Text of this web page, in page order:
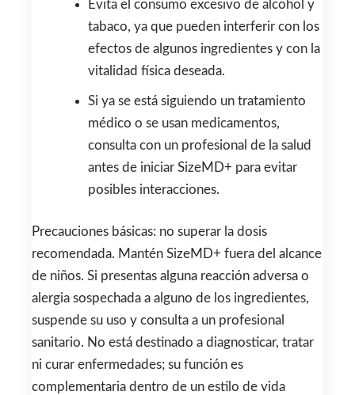
Evita el consumo excesivo de alcohol y
tabaco, ya que pueden interferir con los
efectos de algunos ingredientes y con la
vitalidad física deseada.
Si ya se está siguiendo un tratamiento
médico o se usan medicamentos,
consulta con un profesional de la salud
antes de iniciar SizeMD+ para evitar
posibles interacciones.
Precauciones básicas: no superar la dosis
recomendada. Mantén SizeMD+ fuera del alcance
de niños. Si presentas alguna reacción adversa o
alergia sospechada a alguno de los ingredientes,
suspende su uso y consulta a un profesional
sanitario. No está destinado a diagnosticar, tratar
ni curar enfermedades; su función es
complementaria dentro de un estilo de vida